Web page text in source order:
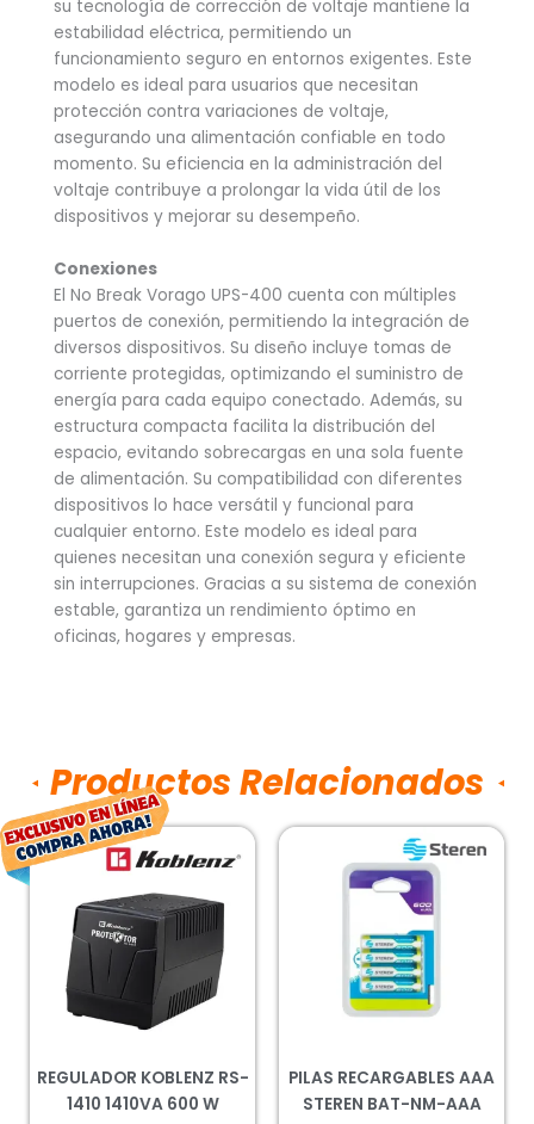
su tecnología de corrección de voltaje mantiene la
estabilidad eléctrica, permitiendo un
funcionamiento seguro en entornos exigentes. Este
modelo es ideal para usuarios que necesitan
protección contra variaciones de voltaje,
asegurando una alimentación confiable en todo
momento. Su eficiencia en la administración del
voltaje contribuye a prolongar la vida útil de los
dispositivos y mejorar su desempeño.
Conexiones
El No Break Vorago UPS-400 cuenta con múltiples
puertos de conexión, permitiendo la integración de
diversos dispositivos. Su diseño incluye tomas de
corriente protegidas, optimizando el suministro de
energía para cada equipo conectado. Además, su
estructura compacta facilita la distribución del
espacio, evitando sobrecargas en una sola fuente
de alimentación. Su compatibilidad con diferentes
dispositivos lo hace versátil y funcional para
cualquier entorno. Este modelo es ideal para
quienes necesitan una conexión segura y eficiente
sin interrupciones. Gracias a su sistema de conexión
estable, garantiza un rendimiento óptimo en
oficinas, hogares y empresas.
Productos Relacionados
REGULADOR KOBLENZ RS-
1410 1410VA 600 W
El
precio
original
era:
$511.00.
precio
actual
es:
$378.00.
PILAS RECARGABLES AAA
STEREN BAT-NM-AAA